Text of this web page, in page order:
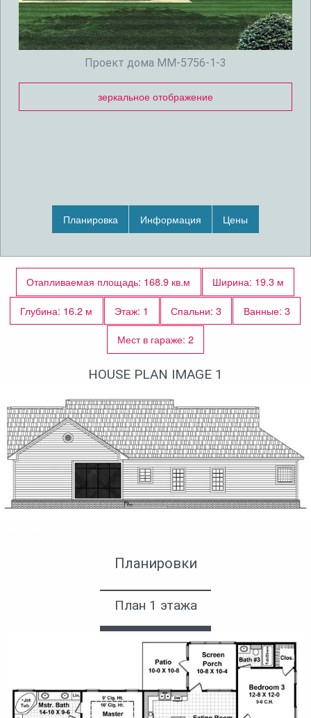
Проект дома MM-5756-1-3
зеркальное отображение
Планировка Информация Цены
Отапливаемая площадь: 168.9 кв.м
Ширина: 19.3 м
Глубина: 16.2 м
Этаж: 1 Спальни: 3
Ванные: 3
Мест в гараже: 2
HOUSE PLAN IMAGE 1
Планировки
План 1 этажа